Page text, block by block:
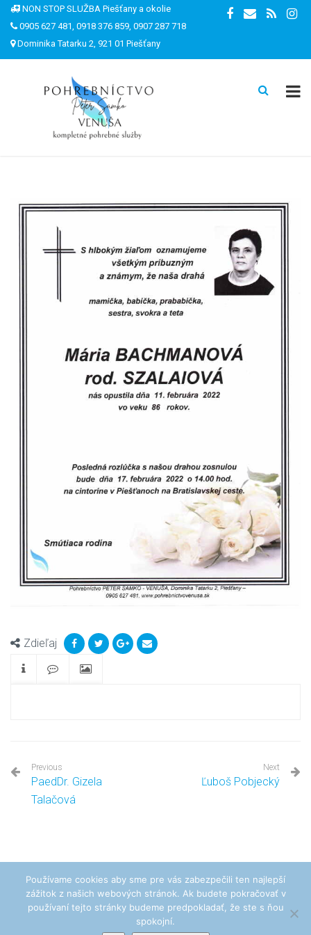
NON STOP SLUŽBA Piešťany a okolie
0905 627 481, 0918 376 859, 0907 287 718
Dominika Tatarku 2, 921 01 Piešťany
Zdieľaj
Previous
PaedDr. Gizela
Talačová
Next
Ľuboš Pobjecký
Pohrebníctvo Peter Samko - Venuša © Všetky práva vyhradené. Vytvoril
www.najzone.eu
Používame cookies aby sme pre vás zabezpečili ten najlepší
zážitok z našich webových stránok. Ak budete pokračovať v
používaní tejto stránky budeme predpokladať, že ste s ňou
spokojní.